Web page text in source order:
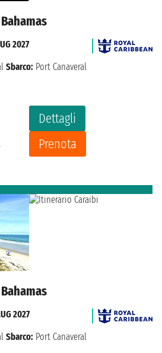
Dettagli
Prenota
2027
Sbarco: Port Canaveral
2027
Sbarco: Port Canaveral